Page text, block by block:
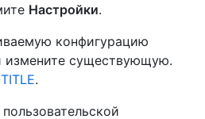
Настройки.
конфигурацию
измените существующую.
.